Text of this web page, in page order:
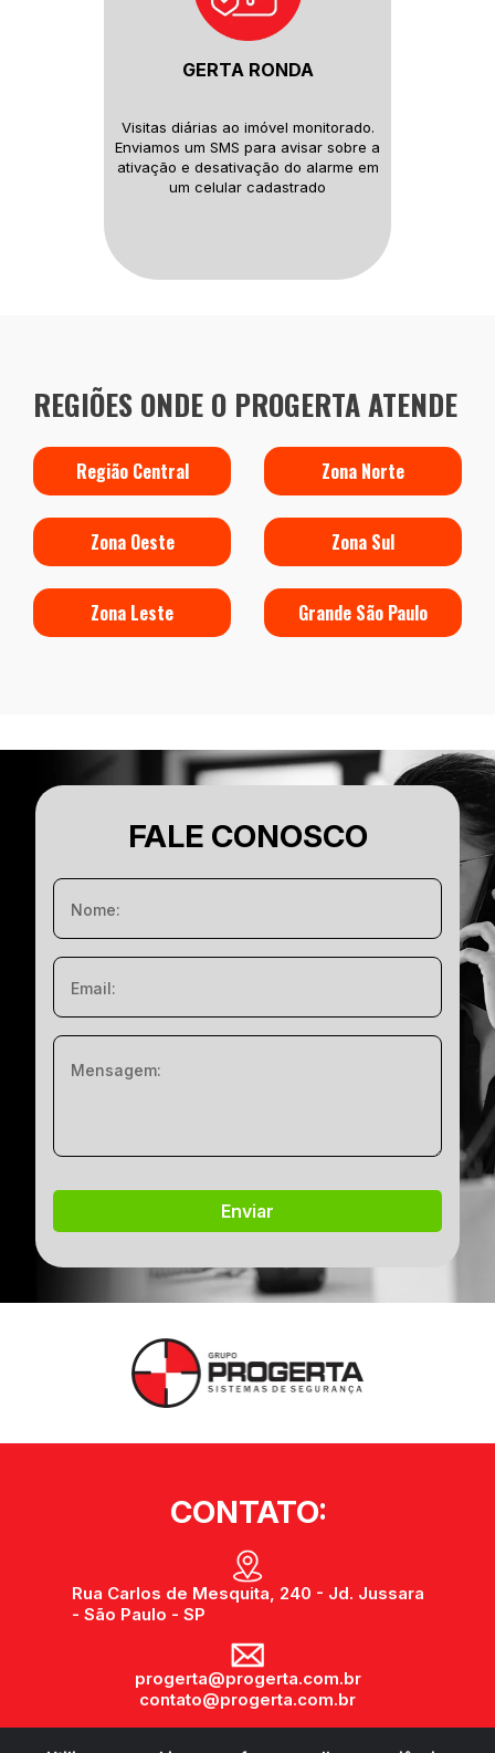
GERTA RONDA
Visitas diárias ao imóvel monitorado.
Enviamos um SMS para avisar sobre a
ativação e desativação do alarme em
um celular cadastrado
REGIÕES ONDE O PROGERTA ATENDE
Região Central Zona Norte
Zona Oeste Zona Sul
Zona Leste Grande São Paulo
FALE CONOSCO
CONTATO:
Rua Carlos de Mesquita, 240 - Jd. Jussara
- São Paulo - SP
progerta@progerta.com.br
contato@progerta.com.br